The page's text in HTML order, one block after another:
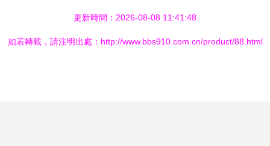
更新時間：2026-08-08 11:41:48
如若轉載，請注明出處：http://www.bbs910.com.cn/product/88.html